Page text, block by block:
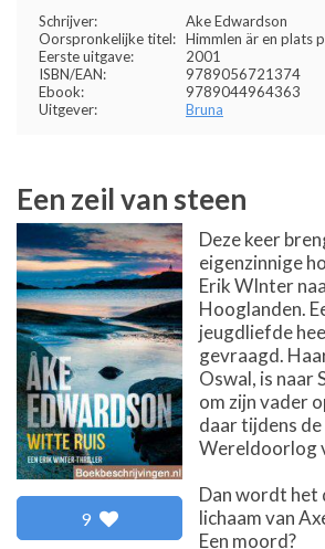
Schrijver:
Ake Edwardson
Oorspronkelijke titel: Himmlen är en plats
Eerste uitgave:
2001
ISBN/EAN:
9789056721374
Ebook:
9789044964363
Uitgever:
Bruna
Een zeil van steen
9
Deze keer
eigenzinnige
Erik WInter
Hooglanden.
jeugdliefde
gevraagd.
Oswal, is naar
om zijn vader
daar tijdens
Wereldoorlog
Dan wordt het
lichaam van
Een moord?